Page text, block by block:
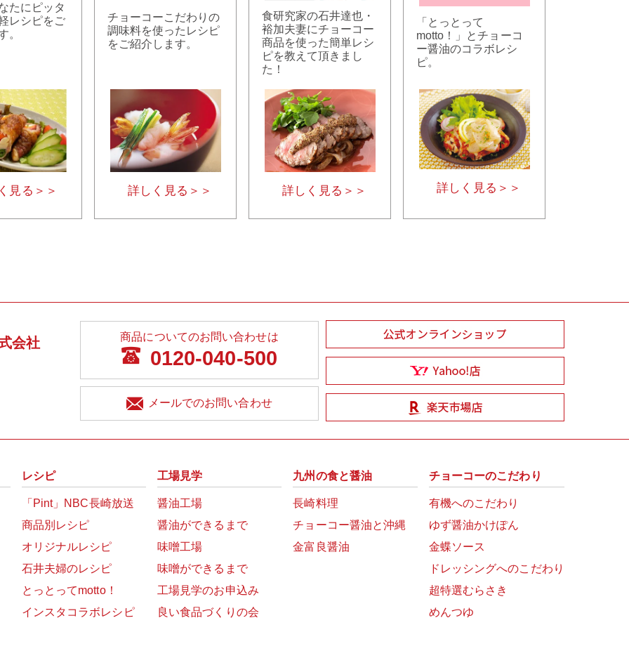
たにピッタ
レシピをご
。
見る＞＞
チョーコーこだわりの
調味料を使ったレシピ
をご紹介します。
詳しく見る＞＞
食研究家の石井達也・
裕加夫妻にチョーコー
商品を使った簡単レシ
ピを教えて頂きまし
た！
詳しく見る＞＞
「とっとって
motto！」とチョーコ
ー醤油のコラボレシ
ピ。
詳しく見る＞＞
会社 商品についてのお問い合わせは
0120-040-500
メールでのお問い合わせ
レシピ
「Pint」NBC長崎放送
商品別レシピ
オリジナルレシピ
石井夫婦のレシピ
とっとってmotto！
インスタコラボレシピ
工場見学
醤油工場
醤油ができるまで
味噌工場
味噌ができるまで
工場見学のお申込み
良い食品づくりの会
九州の食と醤油
長崎料理
チョーコー醤油と沖縄
金富良醤油
チョーコーのこだわり
有機へのこだわり
ゆず醤油かけぽん
金蝶ソース
ドレッシングへのこだわり
超特選むらさき
めんつゆ